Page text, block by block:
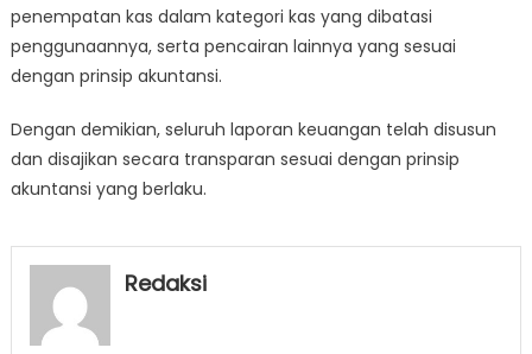
penempatan kas dalam kategori kas yang dibatasi
penggunaannya, serta pencairan lainnya yang sesuai
dengan prinsip akuntansi.
Dengan demikian, seluruh laporan keuangan telah disusun
dan disajikan secara transparan sesuai dengan prinsip
akuntansi yang berlaku.
Redaksi